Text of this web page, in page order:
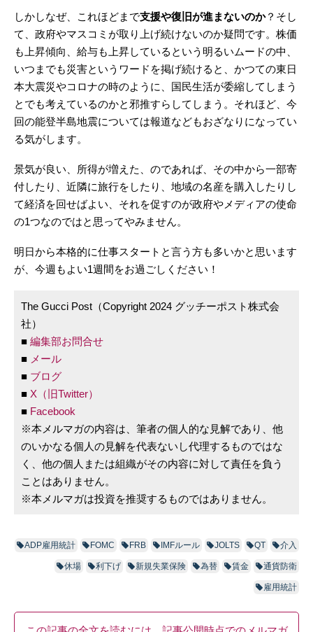
しかしなぜ、これほどまで支援や復旧が進まないのか？そし
て、政府やマスコミが取り上げ続けないのか疑問です。株価
も上昇傾向、給与も上昇しているという明るいムードの中、
いつまでも災害というワードを掲げ続けると、かつての東日
本大震災やコロナの時のように、国民生活が委縮してしまう
とでも考えているのかと邪推すらしてしまう。それほど、今
回の能登半島地震については報道などもおざなりになってい
る気がします。
景気が良い、所得が増えた、のであれば、その中から一部寄
付したり、近隣に旅行をしたり、地域の名産を購入したりし
て経済を回せばよい、それを促すのが政府やメディアの使命
の1つなのではと思ってやみません。
明日から本格的に仕事スタートと言う方も多いかと思います
が、今週もよい1週間をお過ごしください！
The Gucci Post（Copyright 2024 グッチーポスト株式会
社）
■ 編集部お問合せ
■ メール
■ ブログ
■ X（旧Twitter）
■ Facebook
※本メルマガの内容は、筆者の個人的な見解であり、他
のいかなる個人の見解を代表ないし代理するものではな
く、他の個人または組織がその内容に対して責任を負う
ことはありません。
※本メルマガは投資を推奨するものではありません。
ADP雇用統計 FOMC FRB IMFルール JOLTS QT 介入
休場 利下げ 新規失業保険 為替 賃金 通貨防衛
雇用統計